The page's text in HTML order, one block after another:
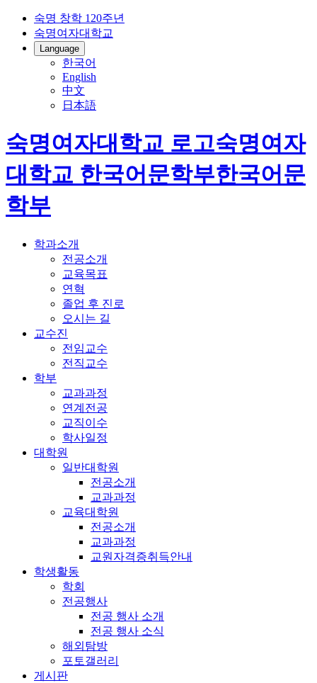
숙명 창학 120주년
숙명여자대학교
Language
한국어
English
中文
日本語
숙명여자대학교 로고숙명여자
대학교 한국어문학부한국어문
학부
학과소개
전공소개
교육목표
연혁
졸업 후 진로
오시는 길
교수진
전임교수
전직교수
학부
교과과정
연계전공
교직이수
학사일정
대학원
일반대학원
전공소개
교과과정
교육대학원
전공소개
교과과정
교원자격증취득안내
학생활동
학회
전공행사
전공 행사 소개
전공 행사 소식
해외탐방
포토갤러리
게시판